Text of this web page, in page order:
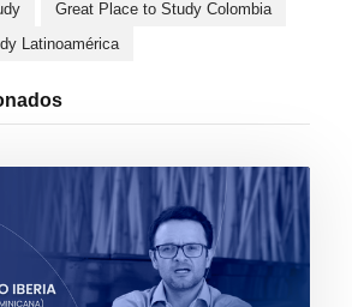
Great Place to Study Colombia
Latinoamérica